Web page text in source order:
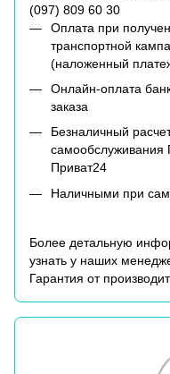
(097) 809 60 30
Оплата при
транспортной
(наложенный
Онлайн-оплата
заказа
Безналичный
самообслуживания
Приват24
Наличными при
Более детальную
узнать у наших
Гарантия от